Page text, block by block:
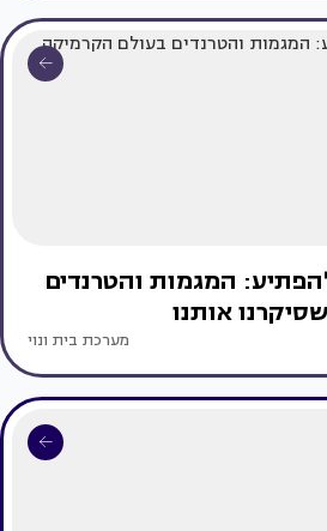
המגמות והטרנדים
אותנו
מערכת בית ונוי